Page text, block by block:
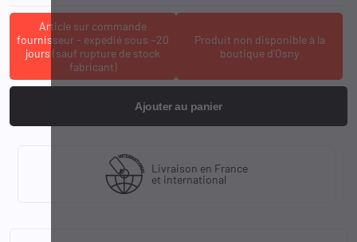
Article sur commande
fournisseur - expedié sous ~20
jours (sauf rupture de stock
fabricant)
Produit non disponible à la
boutique d'Osny
Ajouter au panier
Livraison en France
et international